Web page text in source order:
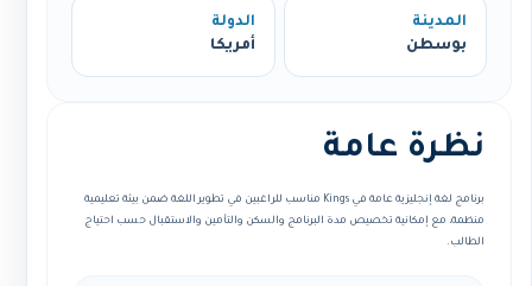
المدينة
بوسطن
الدولة
أمريكا
نظرة عامة
برنامج لغة إنجليزية عامة في Kings مناسب للراغبين في تطوير اللغة ضمن بيئة تعليمية
منظمة، مع إمكانية تخصيص مدة البرنامج والسكن والتأمين والاستقبال حسب احتياج
الطالب.